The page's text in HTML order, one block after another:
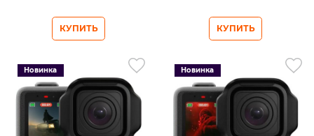
КУПИТЬ КУПИТЬ
Новинка Новинка